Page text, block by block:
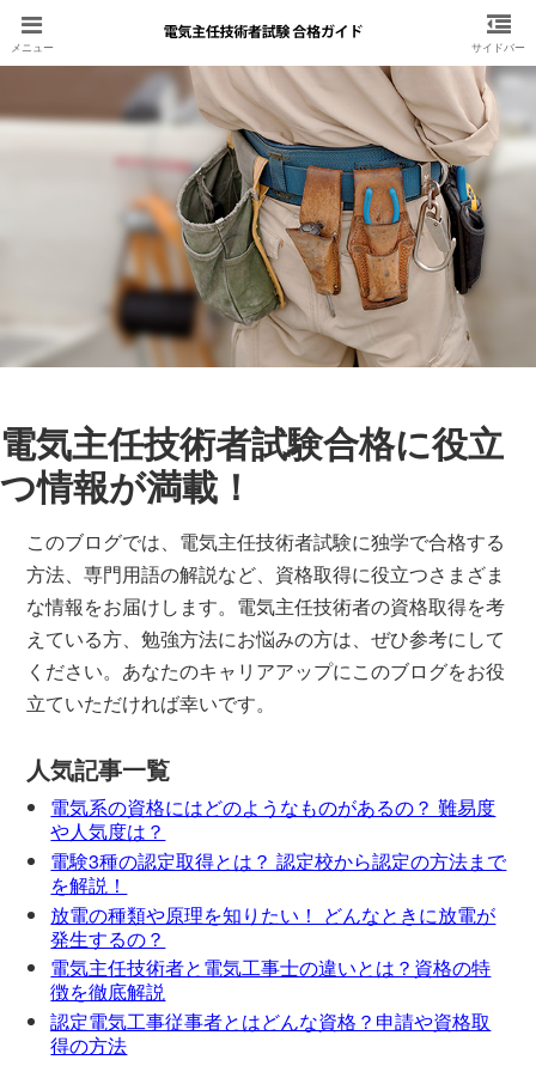
電気主任技術者試験合格に役立
つ情報が満載！
このブログでは、電気主任技術者試験に独学で合格する
方法、専門用語の解説など、資格取得に役立つさまざま
な情報をお届けします。電気主任技術者の資格取得を考
えている方、勉強方法にお悩みの方は、ぜひ参考にして
ください。あなたのキャリアアップにこのブログをお役
立ていただければ幸いです。
人気記事一覧
電気系の資格にはどのようなものがあるの？ 難易度
や人気度は？
電験3種の認定取得とは？ 認定校から認定の方法まで
を解説！
放電の種類や原理を知りたい！ どんなときに放電が
発生するの？
電気主任技術者と電気工事士の違いとは？資格の特
徴を徹底解説
認定電気工事従事者とはどんな資格？申請や資格取
得の方法